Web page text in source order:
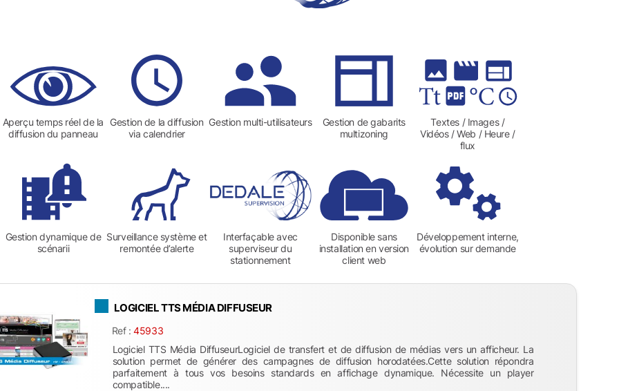
Aperçu temps réel de la
diffusion du panneau
Gestion de la diffusion
via calendrier
Gestion multi-utilisateurs
Gestion de gabarits
multizoning
Textes / Images /
Vidéos / Web / Heure /
flux
Gestion dynamique de
scénarii
Surveillance système et
remontée d’alerte
Interfaçable avec
superviseur du
stationnement
Disponible sans
installation en version
client web
Développement interne,
évolution sur demande
LOGICIEL TTS MÉDIA DIFFUSEUR
Ref :45933
Logiciel TTS Média DiffuseurLogiciel de transfert et de diffusion de médias vers un afficheur. La
solution permet de générer des campagnes de diffusion horodatées.Cette solution répondra
parfaitement à tous vos besoins standards en affichage dynamique. Nécessite un player
compatible....